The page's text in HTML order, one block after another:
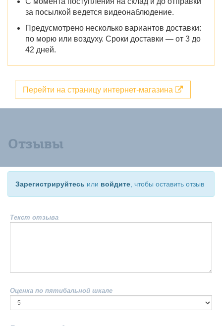
за посылкой ведется видеонаблюдение.
Предусмотрено несколько вариантов доставки:
по морю или воздуху. Сроки доставки — от 3 до
42 дней.
Перейти на страницу интернет-магазина
Отзывы
Зарегистрируйтесь или войдите , чтобы оставить отзыв
Текст отзыва
Оценка по пятибальной шкале